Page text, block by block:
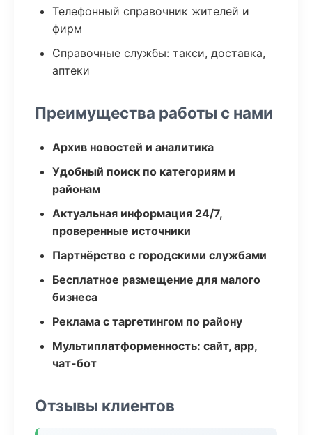
Телефонный справочник жителей и
фирм
Справочные службы: такси, доставка,
аптеки
Преимущества работы с нами
Архив новостей и аналитика
Удобный поиск по категориям и
районам
Актуальная информация 24/7,
проверенные источники
Партнёрство с городскими службами
Бесплатное размещение для малого
бизнеса
Реклама с таргетингом по району
Мультиплатформенность: сайт, app,
чат-бот
Отзывы клиентов